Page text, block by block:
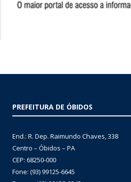
PREFEITURA DE ÓBIDOS
End.: R. Dep. Raimundo Chaves, 338
Centro – Óbidos – PA
CEP: 68250-000
Fone: (93) 99125-6645